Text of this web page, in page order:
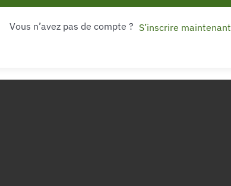
Vous n’avez pas de compte ? S’inscrire maintenant